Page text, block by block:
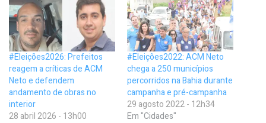
#Eleições2026: Prefeitos
reagem a críticas de ACM
Neto e defendem
andamento de obras no
interior
28 abril 2026 - 13h00
#Eleições2022: ACM Neto
chega a 250 municípios
percorridos na Bahia durante
campanha e pré-campanha
29 agosto 2022 - 12h34
Em "Cidades"